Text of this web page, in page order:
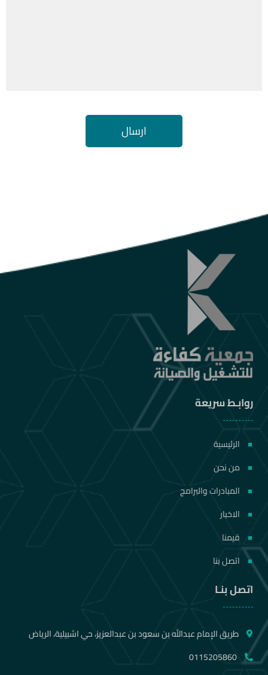
روابـط سريعة
الرئيسية
من نحن
المبادرات والبرامج
الاخبار
قيمنا
اتصل بنا
اتصل بنـا
طريق الإمام عبدالله بن سعود بن عبدالعزيز، حي اشبيلية، الرياض
0115205860